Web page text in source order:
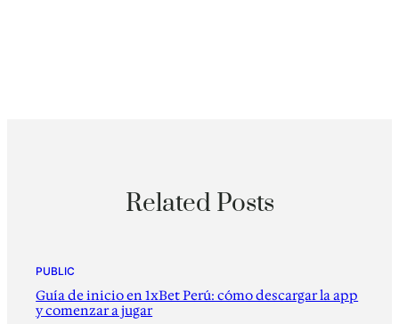
Related Posts
PUBLIC
Guía de inicio en 1xBet Perú: cómo descargar la app
y comenzar a jugar